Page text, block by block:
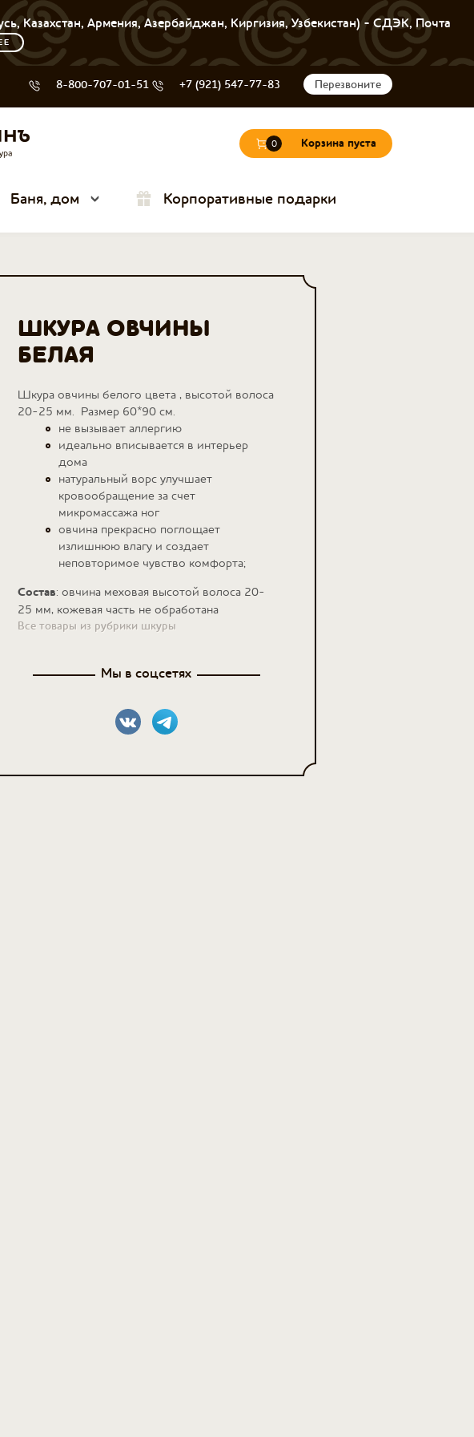
Казахстан, Армения, Азербайджан, Киргизия, Узбекистан) - СДЭК, Почта
8-800-707-01-51 +7 (921) 547-77-83 Перезвоните
0 Корзина пуста
Баня, дом Корпоративные подарки
ШКУРА ОВЧИНЫ
БЕЛАЯ
Шкура овчины белого цвета , высотой волоса
20-25 мм. Размер 60*90 см.
не вызывает аллергию
идеально вписывается в интерьер
дома
натуральный ворс улучшает
кровообращение за счет
микромассажа ног
овчина прекрасно поглощает
излишнюю влагу и создает
неповторимое чувство комфорта;
Состав: овчина меховая высотой волоса 20-
25 мм, кожевая часть не обработана
Все товары из рубрики шкуры
Мы в соцсетях